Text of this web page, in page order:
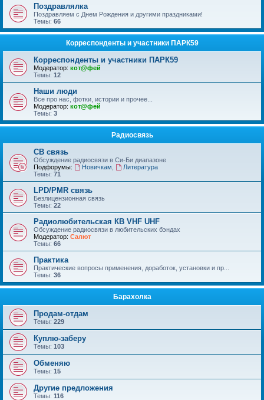
Поздравлялка
Поздравляем с Днем Рождения и другими праздниками!
Темы: 66
Корреспонденты и участники ПАРК59
Корреспонденты и участники ПАРК59
Модератор: кот@фей
Темы: 12
Наши люди
Все про нас, фотки, истории и прочее...
Модератор: кот@фей
Темы: 3
Радиосвязь
СВ связь
Обсуждение радиосвязи в Си-Би диапазоне
Подфорумы:
Новичкам
Литература
Темы: 71
LPD/PMR связь
Безлицензионная связь
Темы: 22
Радиолюбительская КВ VHF UHF
Обсуждение радиосвязи в любительских бэндах
Модератор: Салют
Темы: 66
Практика
Практические вопросы применения, доработок, установки и пр...
Темы: 36
Барахолка
Продам-отдам
Темы: 229
Куплю-заберу
Темы: 103
Обменяю
Темы: 15
Другие предложения
Темы: 116